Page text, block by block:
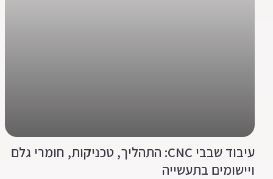
עיבוד שבבי CNC: התהליך, טכניקות, חומרי גלם
ויישומים בתעשייה